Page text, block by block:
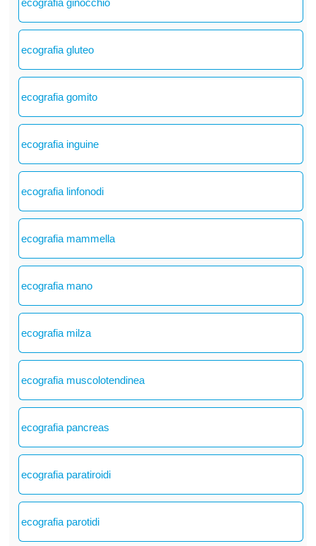
ecografia ginocchio
ecografia gluteo
ecografia gomito
ecografia inguine
ecografia linfonodi
ecografia mammella
ecografia mano
ecografia milza
ecografia muscolotendinea
ecografia pancreas
ecografia paratiroidi
ecografia parotidi